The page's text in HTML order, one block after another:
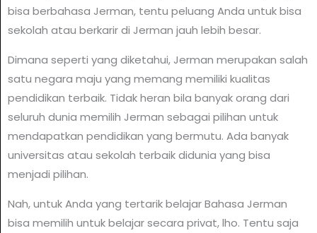
bisa berbahasa Jerman, tentu peluang Anda untuk bisa
sekolah atau berkarir di Jerman jauh lebih besar.
Dimana seperti yang diketahui, Jerman merupakan salah
satu negara maju yang memang memiliki kualitas
pendidikan terbaik. Tidak heran bila banyak orang dari
seluruh dunia memilih Jerman sebagai pilihan untuk
mendapatkan pendidikan yang bermutu. Ada banyak
universitas atau sekolah terbaik didunia yang bisa
menjadi pilihan.
Nah, untuk Anda yang tertarik belajar Bahasa Jerman
bisa memilih untuk belajar secara privat, lho. Tentu saja